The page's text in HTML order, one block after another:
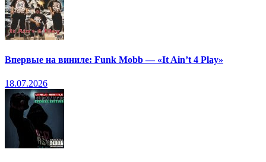
Впервые на виниле: Funk Mobb — «It Ain’t 4 Play»
18.07.2026